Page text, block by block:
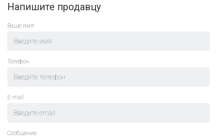
Напишите продавцу
Ваше имя
Телефон
E-mail
Cообщение